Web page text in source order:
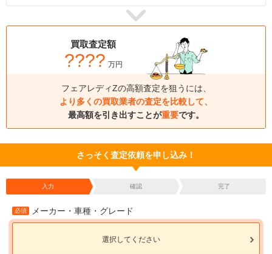
買取査定額
???? 万円
フェアレディZの高額査定を狙うには、
より多くの買取業者の査定を比較して、
最高額を引き出すことが重要です。
さっそく査定依頼を申し込み！
入力 確認 完了
必須 メーカー・車種・グレード
選択してください